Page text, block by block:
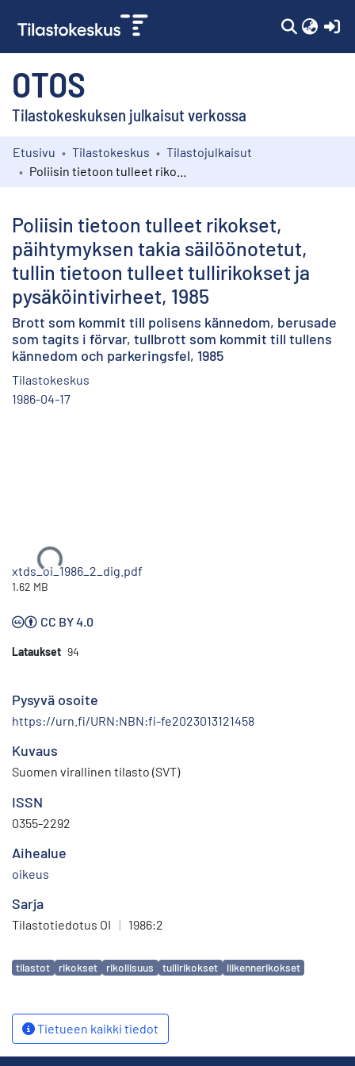
OTOS
Tilastokeskuksen julkaisut verkossa
Kokoelmat
Etusivu Tilastokeskus
Tilastojulkaisut
Poliisin tietoon tulleet rikokset,
päihtymyksen takia säilöönotetut,
tullin tietoon tulleet tullirikokset ja
pysäköintivirheet, 1985
Brott som kommit till polisens kännedom, berusade
som tagits i förvar, tullbrott som kommit till tullens
kännedom och parkeringsfel, 1985
Tilastokeskus
1986-04-17
Ladataan...
xtds_oi_1986_2_dig.pdf
1.62 MB
CC BY 4.0
Lataukset 94
Pysyvä osoite
https://urn.fi/URN:NBN:fi-fe2023013121458
Kuvaus
Suomen virallinen tilasto (SVT)
ISSN
0355-2292
Aihealue
oikeus
Sarja
Tilastotiedotus OI | 1986:2
Avainsanat
tilastot rikokset rikollisuus tullirikokset liikennerikokset
Tietueen kaikki tiedot